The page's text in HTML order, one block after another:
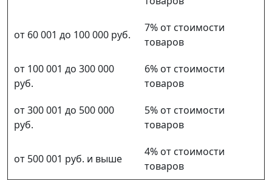
от 60 001 до 100 000 руб.
7% от стоимости
товаров
от 100 001 до 300 000
руб.
6% от стоимости
товаров
от 300 001 до 500 000
руб.
5% от стоимости
товаров
от 500 001 руб. и выше
4% от стоимости
товаров